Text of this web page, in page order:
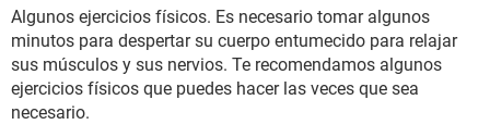
Algunos ejercicios físicos. Es necesario tomar algunos
minutos para despertar su cuerpo entumecido para relajar
sus músculos y sus nervios. Te recomendamos algunos
ejercicios físicos que puedes hacer las veces que sea
necesario.